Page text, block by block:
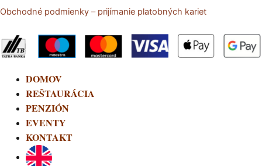
Obchodné podmienky – prijímanie platobných kariet
DOMOV
REŠTAURÁCIA
PENZIÓN
EVENTY
KONTAKT